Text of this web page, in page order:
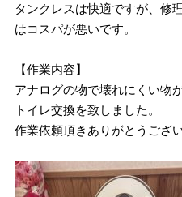
タンクレスは快適ですが、修
はコスパが悪いです。
【作業内容】
アナログの物で壊れにくい物
トイレ交換を致しました。
作業依頼頂きありがとうござ